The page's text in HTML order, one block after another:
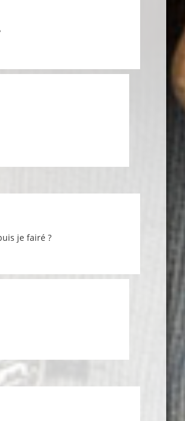
je fairé ?